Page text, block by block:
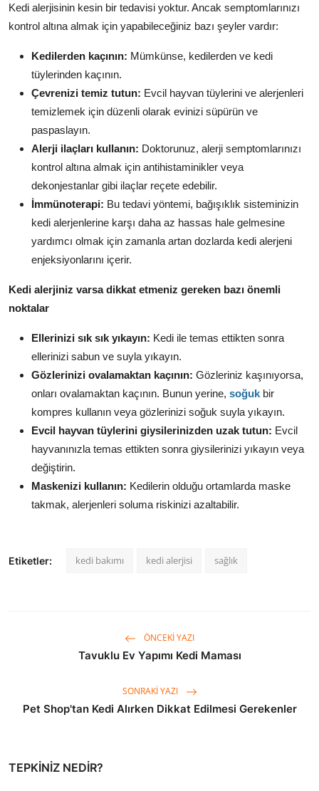
Kedi alerjisinin kesin bir tedavisi yoktur. Ancak semptomlarınızı
kontrol altına almak için yapabileceğiniz bazı şeyler vardır:
Kedilerden kaçının: Mümkünse, kedilerden ve kedi
tüylerinden kaçının.
Çevrenizi temiz tutun: Evcil hayvan tüylerini ve alerjenleri
temizlemek için düzenli olarak evinizi süpürün ve
paspaslayın.
Alerji ilaçları kullanın: Doktorunuz, alerji semptomlarınızı
kontrol altına almak için antihistaminikler veya
dekonjestanlar gibi ilaçlar reçete edebilir.
İmmünoterapi: Bu tedavi yöntemi, bağışıklık sisteminizin
kedi alerjenlerine karşı daha az hassas hale gelmesine
yardımcı olmak için zamanla artan dozlarda kedi alerjeni
enjeksiyonlarını içerir.
Kedi alerjiniz varsa dikkat etmeniz gereken bazı önemli
noktalar
Ellerinizi sık sık yıkayın: Kedi ile temas ettikten sonra
ellerinizi sabun ve suyla yıkayın.
Gözlerinizi ovalamaktan kaçının: Gözleriniz kaşınıyorsa,
onları ovalamaktan kaçının. Bunun yerine, soğuk bir
kompres kullanın veya gözlerinizi soğuk suyla yıkayın.
Evcil hayvan tüylerini giysilerinizden uzak tutun: Evcil
hayvanınızla temas ettikten sonra giysilerinizi yıkayın veya
değiştirin.
Maskenizi kullanın: Kedilerin olduğu ortamlarda maske
takmak, alerjenleri soluma riskinizi azaltabilir.
Etiketler: kedi bakımı kedi alerjisi sağlık
ÖNCEKI YAZI
Tavuklu Ev Yapımı Kedi Maması
SONRAKI YAZI
Pet Shop'tan Kedi Alırken Dikkat Edilmesi Gerekenler
TEPKINIZ NEDIR?